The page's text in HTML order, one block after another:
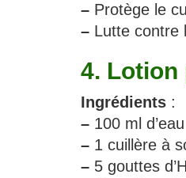
– Protège le
– Lutte contre
4. Lotion
Ingrédients :
– 100 ml d’eau
– 1 cuillère à
– 5 gouttes